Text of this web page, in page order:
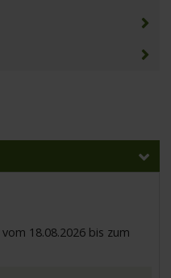
18.08.2026 bis zum